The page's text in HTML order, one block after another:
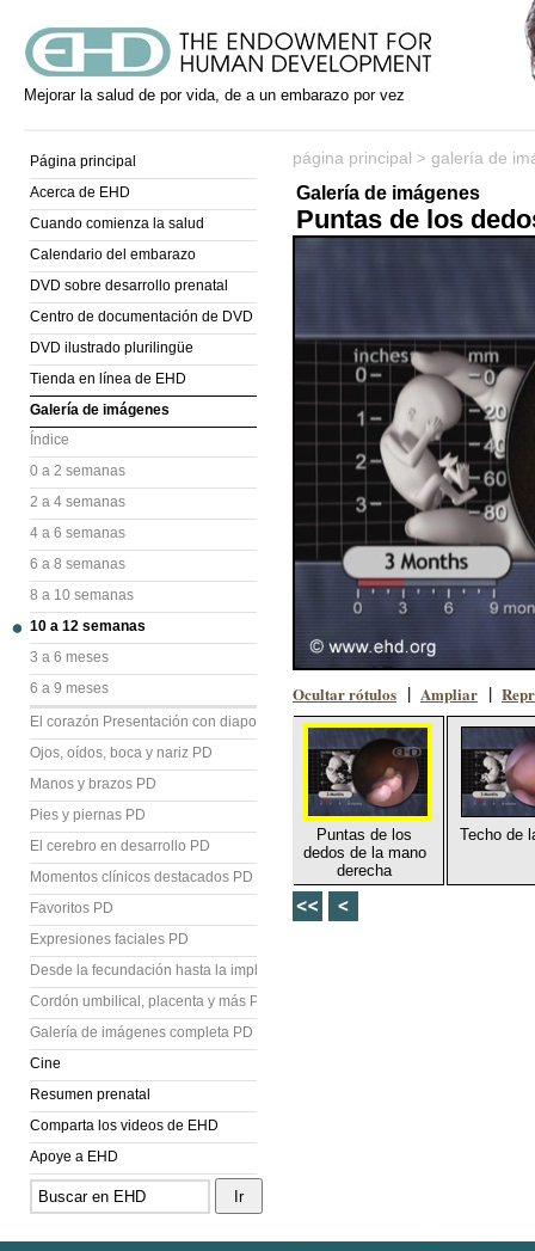
Mejorar la salud de por vida, de a un embarazo por vez
Página principal
Acerca de EHD
Cuando comienza la salud
Calendario del embarazo
DVD sobre desarrollo prenatal
Centro de documentación de DVD
DVD ilustrado plurilingüe
Tienda en línea de EHD
Galería de imágenes
Índice
0 a 2 semanas
2 a 4 semanas
4 a 6 semanas
6 a 8 semanas
8 a 10 semanas
10 a 12 semanas
3 a 6 meses
6 a 9 meses
El corazón Presentación con diapositivas (PD)
Ojos, oídos, boca y nariz PD
Manos y brazos PD
Pies y piernas PD
El cerebro en desarrollo PD
Momentos clínicos destacados PD
Favoritos PD
Expresiones faciales PD
Desde la fecundación hasta la implantación PD
Cordón umbilical, placenta y más PD
Galería de imágenes completa PD
Cine
Resumen prenatal
Comparta los videos de EHD
Apoye a EHD
página principal > galería de
Galería de imágenes
Puntas de los
Ocultar rótulos Ampliar
Puntas de los
dedos de la mano
derecha
Techo de